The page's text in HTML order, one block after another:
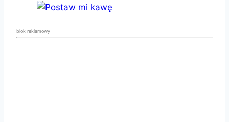
blok reklamowy